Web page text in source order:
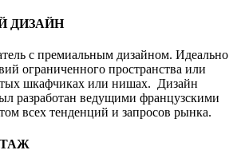
ДИЗАЙН
с премиальным дизайном. Идеально
ограниченного пространства или
шкафчиках или нишах. Дизайн
разработан ведущими французскими
всех тенденций и запросов рынка.